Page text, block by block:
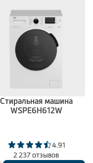
Стиральная машина
WSPE6H612W
4.91
2 237 отзывов